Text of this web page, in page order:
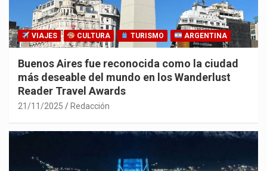
VIAJES CULTURA TURISMO ARGENTINA
Buenos Aires fue reconocida como la ciudad
más deseable del mundo en los Wanderlust
Reader Travel Awards
21/11/2025 Redacción